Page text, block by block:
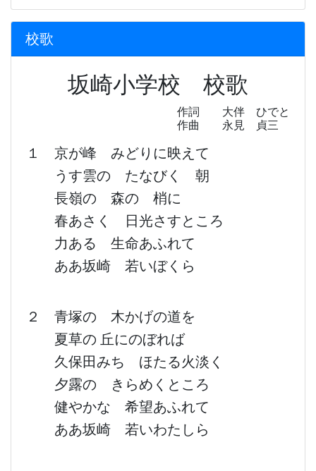
校歌
坂崎小学校 校歌
作詞 大伴 ひでと
作曲 永見 貞三
１ 京が峰 みどりに映えて
うす雲の たなびく 朝
長嶺の 森の 梢に
春あさく 日光さすところ
力ある 生命あふれて
ああ坂崎 若いぼくら
２ 青塚の 木かげの道を
夏草の 丘にのぼれば
久保田みち ほたる火淡く
夕露の きらめくところ
健やかな 希望あふれて
ああ坂崎 若いわたしら